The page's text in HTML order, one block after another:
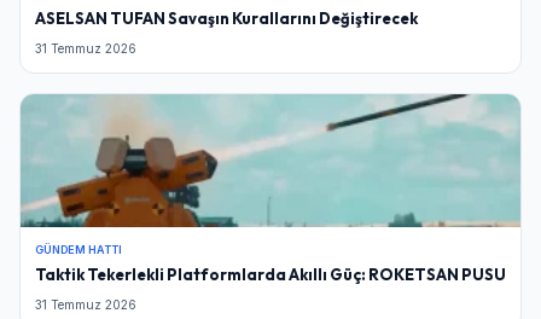
ASELSAN TUFAN Savaşın Kurallarını Değiştirecek
31 Temmuz 2026
GÜNDEM HATTI
Taktik Tekerlekli Platformlarda Akıllı Güç: ROKETSAN PUSU
31 Temmuz 2026